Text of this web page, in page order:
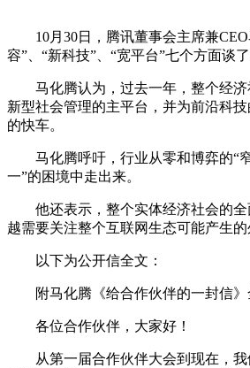
10月30日，腾讯董事会主席兼CEO
容”、“新科技”、“宽平台”七个方面谈
马化腾认为，过去一年，整个经济
新型社会管理的主平台，并为前沿科
的快车。
马化腾呼吁，行业从零和博弈的“窄
一”的困境中走出来。
他还表示，整个实体经济社会的全
越需要关注整个互联网生态可能产生
以下为公开信全文：
附马化腾《给合作伙伴的一封信》
各位合作伙伴，大家好！
从第一届合作伙伴大会到现在，我